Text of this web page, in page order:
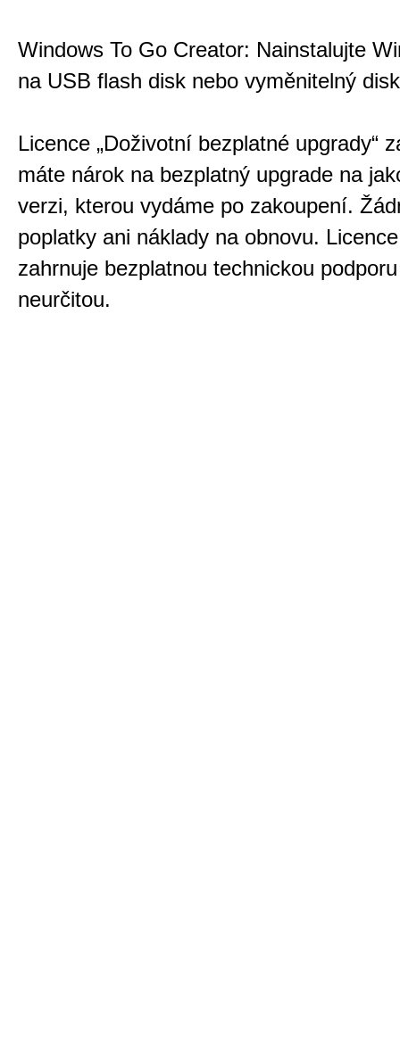
Windows To Go Creator: Nainstalujte
na USB flash disk nebo vyměnitelný disk
Licence „Doživotní bezplatné upgrady“
máte nárok na bezplatný upgrade na
verzi, kterou vydáme po zakoupení.
poplatky ani náklady na obnovu.
zahrnuje bezplatnou technickou
neurčitou.